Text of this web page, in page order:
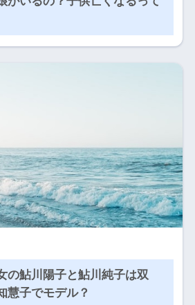
の鮎川陽子と鮎川純子は双
慧子でモデル？